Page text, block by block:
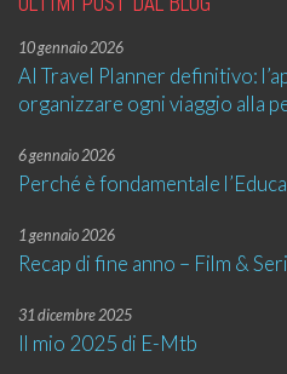
10 gennaio 2026
AI Travel Planner definitivo:
organizzare ogni viaggio alla
6 gennaio 2026
Perché è fondamentale
1 gennaio 2026
Recap di fine anno – Film &
31 dicembre 2025
Il mio 2025 di E-Mtb